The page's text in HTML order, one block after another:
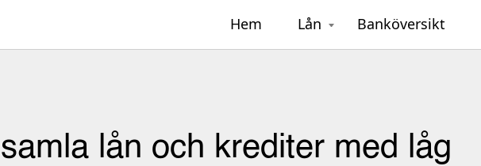
Hem Lån Banköversikt
lån och krediter med låg